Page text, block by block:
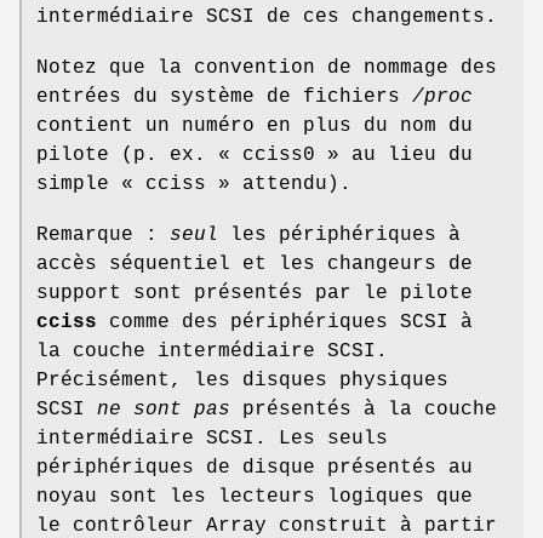
intermédiaire SCSI de ces changements.
Notez que la convention de nommage des
entrées du système de fichiers /proc
contient un numéro en plus du nom du
pilote (p. ex. « cciss0 » au lieu du
simple « cciss » attendu).
Remarque : seul
les périphériques à
accès séquentiel et les changeurs de
support sont présentés par le pilote
cciss comme des périphériques SCSI à
la couche intermédiaire SCSI.
Précisément, les disques physiques
SCSI ne sont pas présentés à la couche
intermédiaire SCSI. Les seuls
périphériques de disque présentés au
noyau sont les lecteurs logiques que
le contrôleur Array construit à partir